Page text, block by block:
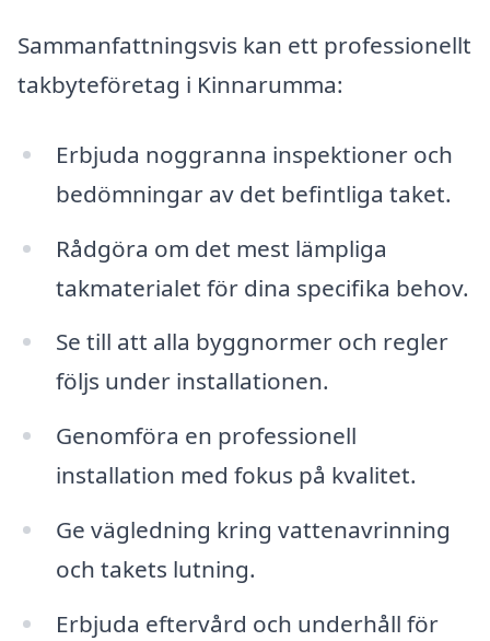
Sammanfattningsvis kan ett professionellt
takbyteföretag i Kinnarumma:
Erbjuda noggranna inspektioner och
bedömningar av det befintliga taket.
Rådgöra om det mest lämpliga
takmaterialet för dina specifika behov.
Se till att alla byggnormer och regler
följs under installationen.
Genomföra en professionell
installation med fokus på kvalitet.
Ge vägledning kring vattenavrinning
och takets lutning.
Erbjuda eftervård och underhåll för